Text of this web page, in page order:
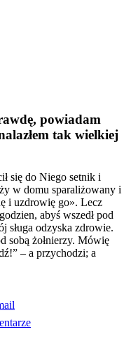
powiadam
tak wielkiej
się do Niego setnik i
w domu sparaliżowany i
i uzdrowię go». Lecz
abyś wszedł pod
sługa odzyska zdrowie.
sobą żołnierzy. Mówię
– a przychodzi; a